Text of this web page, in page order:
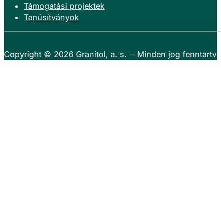
Támogatási projektek
Tanúsítványok
Copyright © 2026 Granitol, a. s. ─ Minden jog